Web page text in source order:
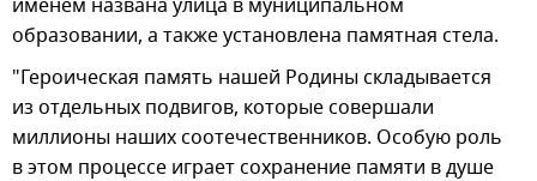
именем названа улица в муниципальном
образовании, а также установлена памятная стела.
"Героическая память нашей Родины складывается
из отдельных подвигов, которые совершали
миллионы наших соотечественников. Особую роль
в этом процессе играет сохранение памяти в душе